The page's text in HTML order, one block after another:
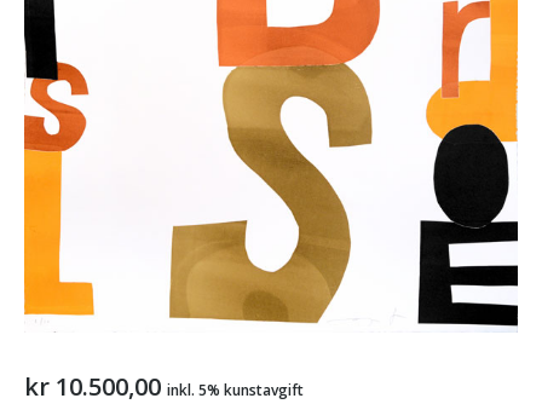
kr 10.500,00 inkl. 5% kunstavgift